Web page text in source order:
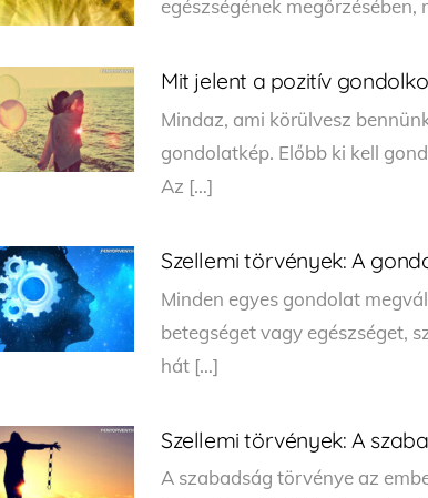
egészségének
Mit jelent a pozitív
Mindaz, ami körülvesz
gondolatkép. Előbb ki kell
Az […]
Szellemi törvények: A
Minden egyes gondolat
betegséget vagy egészséget,
hát […]
Szellemi törvények: A
A szabadság törvénye az